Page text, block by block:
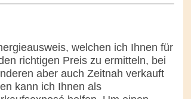
welchen ich Ihnen für
richtigen Preis zu ermitteln, bei
aber auch Zeitnah verkauft
kann ich Ihnen als